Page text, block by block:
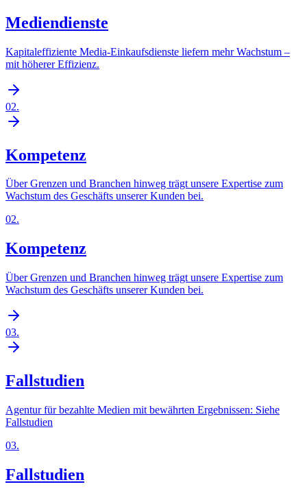
Mediendienste
Kapitaleffiziente Media-Einkaufsdienste liefern mehr Wachstum –
mit höherer Effizienz.
02.
Kompetenz
Über Grenzen und Branchen hinweg trägt unsere Expertise zum
Wachstum des Geschäfts unserer Kunden bei.
02.
Kompetenz
Über Grenzen und Branchen hinweg trägt unsere Expertise zum
Wachstum des Geschäfts unserer Kunden bei.
03.
Fallstudien
Agentur für bezahlte Medien mit bewährten Ergebnissen: Siehe
Fallstudien
03.
Fallstudien